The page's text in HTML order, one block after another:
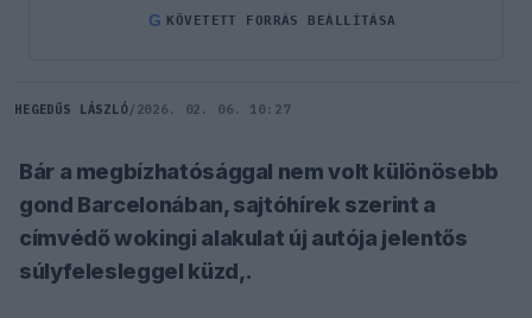
G KÖVETETT FORRÁS BEÁLLÍTÁSA
HEGEDŰS LÁSZLÓ/ 2026. 02. 06. 10:27
Bár a megbízhatósággal nem volt különösebb
gond Barcelonában, sajtóhírek szerint a
címvédő wokingi alakulat új autója jelentős
súlyfelesleggel küzd,.